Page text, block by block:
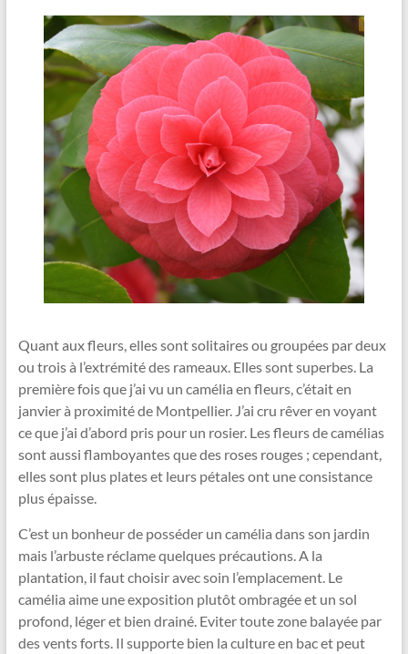
Quant aux fleurs, elles sont solitaires ou groupées par deux
ou trois à l’extrémité des rameaux. Elles sont superbes. La
première fois que j’ai vu un camélia en fleurs, c’était en
janvier à proximité de Montpellier. J’ai cru rêver en voyant
ce que j’ai d’abord pris pour un rosier. Les fleurs de camélias
sont aussi flamboyantes que des roses rouges ; cependant,
elles sont plus plates et leurs pétales ont une consistance
plus épaisse.
C’est un bonheur de posséder un camélia dans son jardin
mais l’arbuste réclame quelques précautions. A la
plantation, il faut choisir avec soin l’emplacement. Le
camélia aime une exposition plutôt ombragée et un sol
profond, léger et bien drainé. Eviter toute zone balayée par
des vents forts. Il supporte bien la culture en bac et peut